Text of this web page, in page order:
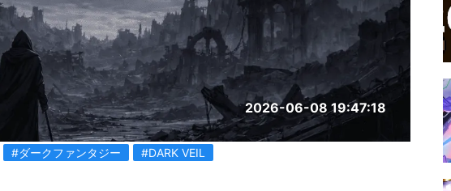
2026-06-08 19:47:18
#ダークファンタジー #DARK VEIL